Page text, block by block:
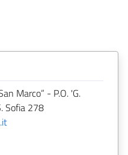
Marco” - P.O. 'G.
Sofia 278